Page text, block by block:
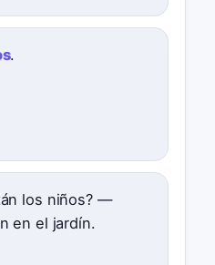
.
los niños? —
en el jardín.